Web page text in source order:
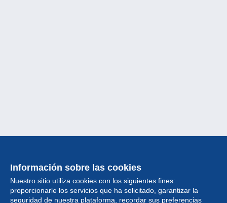
Información sobre las cookies
Nuestro sitio utiliza cookies con los siguientes fines:
proporcionarle los servicios que ha solicitado, garantizar la
seguridad de nuestra plataforma, recordar sus preferencias